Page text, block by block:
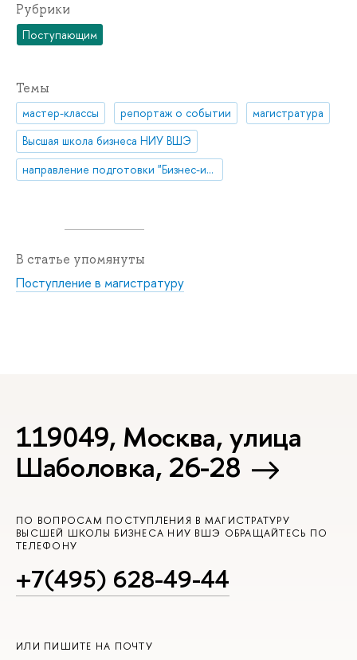
Рубрики
Поступающим
Темы
мастер-классы репортаж о событии
магистратура
Высшая школа бизнеса НИУ ВШЭ
направление подготовки "Бизнес-информатика"
В статье упомянуты
Поступление в магистратуру
119049, Москва, улица
Шаболовка, 26-28
ПО ВОПРОСАМ ПОСТУПЛЕНИЯ В МАГИСТРАТУРУ
ВЫСШЕЙ ШКОЛЫ БИЗНЕСА НИУ ВШЭ ОБРАЩАЙТЕСЬ ПО
ТЕЛЕФОНУ
+7(495) 628-49-44
ИЛИ ПИШИТЕ НА ПОЧТУ